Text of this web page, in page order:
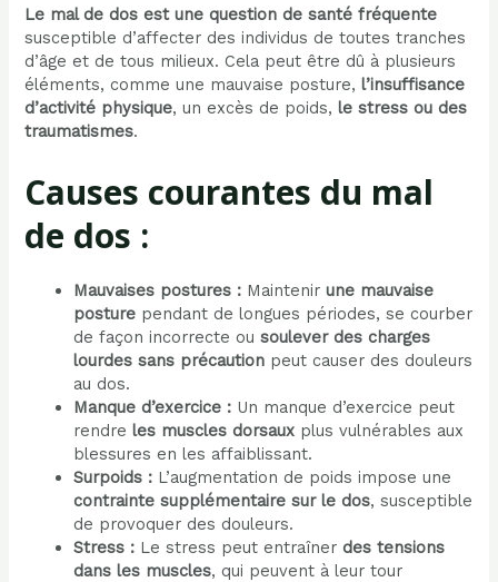
Le mal de dos est une question de santé fréquente
susceptible d’affecter des individus de toutes tranches
d’âge et de tous milieux. Cela peut être dû à plusieurs
éléments, comme une mauvaise posture,l’insuffisance
d’activité physique, un excès de poids,le stress ou des
traumatismes.
Causes courantes du mal
de dos :
Mauvaises postures : Maintenirune mauvaise
posture pendant de longues périodes, se courber
de façon incorrecte ousoulever des charges
lourdes sans précaution peut causer des douleurs
au dos.
Manque d’exercice : Un manque d’exercice peut
rendre les muscles dorsaux plus vulnérables aux
blessures en les affaiblissant.
Surpoids : L’augmentation de poids impose une
contrainte supplémentaire sur le dos, susceptible
de provoquer des douleurs.
Stress : Le stress peut entraînerdes tensions
dans les muscles, qui peuvent à leur tour